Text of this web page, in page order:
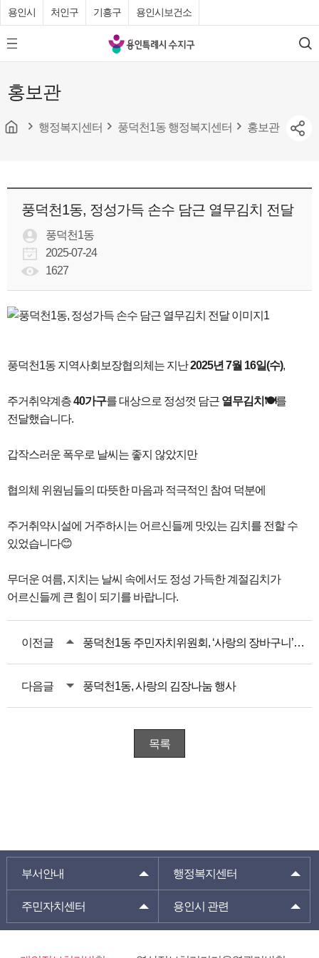
용인시 처인구 기흥구 용인시보건소
모
바
메
뉴
튼
용
인
수
청
검
색
홍보관
행정복지센터 풍덕천1동 행정복지센터 홍보관
풍덕천1동, 정성가득 손수 담근 열무김치 전달
풍덕천1동
2025-07-24
1627
풍덕천1동 지역사회보장협의체는 지난2025년 7월 16일(수),
주거취약계층40가구를 대상으로 정성껏 담근 열무김치🍽️를
전달했습니다.
갑작스러운 폭우로 날씨는 좋지 않았지만
협의체 위원님들의 따뜻한 마음과 적극적인 참여 덕분에
주거취약시설에 거주하시는 어르신들께 맛있는 김치를 전할 수
있었습니다😊
무더운 여름, 지치는 날씨 속에서도 정성 가득한 계절김치가
어르신들께 큰 힘이 되기를 바랍니다.
이전글 풍덕천1동 주민자치위원회, ‘사랑의 장바구니’로 따뜻한 마음 전해요
다음글 풍덕천1동, 사랑의 김장나눔 행사
목록
부서안내 행정복지센터
주민자치센터 용인시 관련